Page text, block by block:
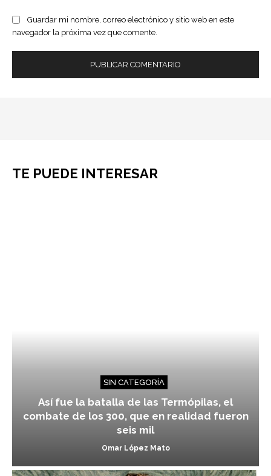
Guardar mi nombre, correo electrónico y sitio web en este
navegador la próxima vez que comente.
TE PUEDE INTERESAR
SIN CATEGORÍA
Así fue la batalla de las Termópilas, el
combate de los 300, que en realidad fueron
seis mil
Omar López Mato